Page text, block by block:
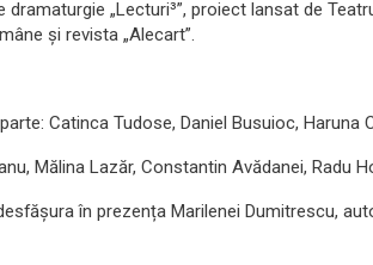
„Lecturi³”, proiect lansat de
și revista „Alecart”.
Catinca Tudose, Daniel Busuioc, Haruna
Mălina Lazăr, Constantin Avădanei, Radu
în prezența Marilenei Dumitrescu,